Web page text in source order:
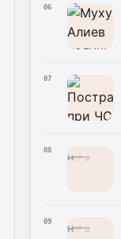
06
07
08
09